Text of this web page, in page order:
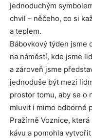
jednoduchým
chvil – něčeho, co si
a teplem.
Bábovkový týden jsme
na náměstí, kde jsme
a zároveň jsme
jednoduše být mezi
prostor tomu, aby se o
mluvit i mimo odborné
Pražírně Voznice,
kávu a pomohla